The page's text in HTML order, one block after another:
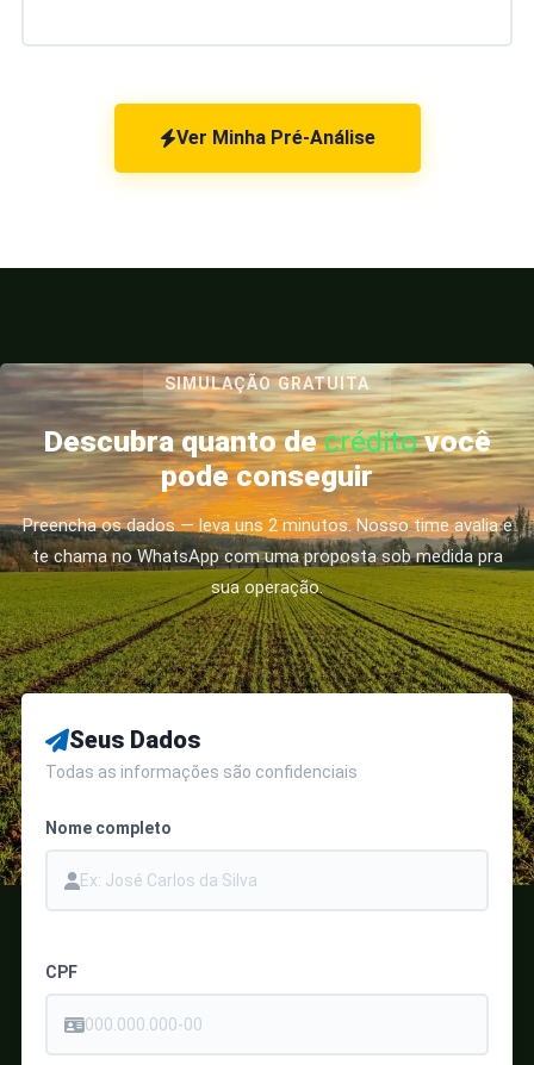
Ver Minha Pré-Análise
SIMULAÇÃO GRATUITA
Descubra quanto decréditovocê
pode conseguir
Preencha os dados — leva uns 2 minutos. Nosso time avalia e
te chama no WhatsApp com uma proposta sob medida pra
sua operação.
Seus Dados
Todas as informações são confidenciais
Nome completo
CPF